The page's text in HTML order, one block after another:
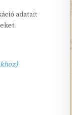
adatait